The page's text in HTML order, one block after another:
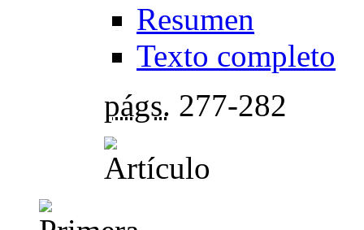
Resumen
Texto completo
págs. 277-282